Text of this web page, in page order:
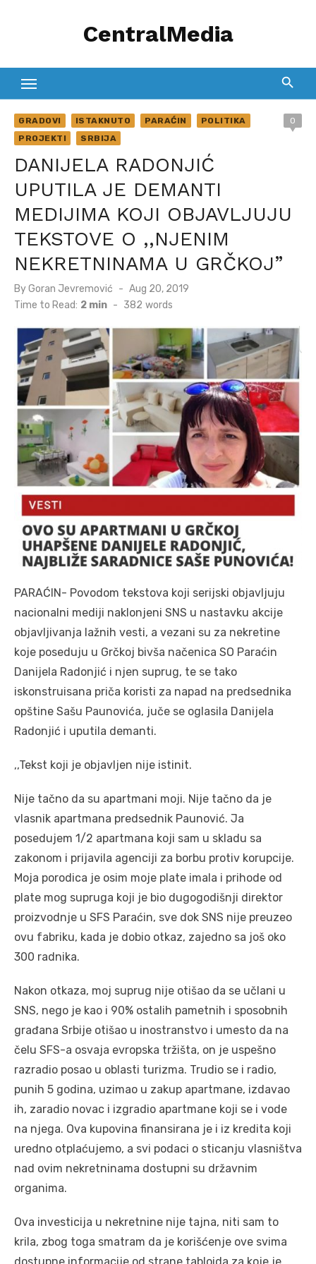
CentralMedia
GRADOVI ISTAKNUTO PARAĆIN
POLITIKA
PROJEKTI
SRBIJA
0
DANIJELA RADONJIĆ
UPUTILA JE DEMANTI
MEDIJIMA KOJI OBJAVLJUJU
TEKSTOVE O ,,NJENIM
NEKRETNINAMA U GRČKOJ”
ByGoran Jevremović
Posted
on
Aug 20, 2019
Time to Read: 2 min - 382 words
PARAĆIN- Povodom tekstova koji serijski objavljuju
nacionalni mediji naklonjeni SNS u nastavku akcije
objavljivanja lažnih vesti, a vezani su za nekretine
koje poseduju u Grčkoj bivša načenica SO Paraćin
Danijela Radonjić i njen suprug, te se tako
iskonstruisana priča koristi za napad na predsednika
opštine Sašu Paunovića, juče se oglasila Danijela
Radonjić i uputila demanti.
,,Tekst koji je objavljen nije istinit.
Nije tačno da su apartmani moji. Nije tačno da je
vlasnik apartmana predsednik Paunović. Ja
posedujem 1/2 apartmana koji sam u skladu sa
zakonom i prijavila agenciji za borbu protiv korupcije.
Moja porodica je osim moje plate imala i prihode od
plate mog supruga koji je bio dugogodišnji direktor
proizvodnje u SFS Paraćin, sve dok SNS nije preuzeo
ovu fabriku, kada je dobio otkaz, zajedno sa još oko
300 radnika.
Nakon otkaza, moj suprug nije otišao da se učlani u
SNS, nego je kao i 90% ostalih pametnih i sposobnih
građana Srbije otišao u inostranstvo i umesto da na
čelu SFS-a osvaja evropska tržišta, on je uspešno
razradio posao u oblasti turizma. Trudio se i radio,
punih 5 godina, uzimao u zakup apartmane, izdavao
ih, zaradio novac i izgradio apartmane koji se i vode
na njega. Ova kupovina finansirana je i iz kredita koji
uredno otplaćujemo, a svi podaci o sticanju vlasništva
nad ovim nekretninama dostupni su državnim
organima.
Ova investicija u nekretnine nije tajna, niti sam to
krila, zbog toga smatram da je korišćenje ove svima